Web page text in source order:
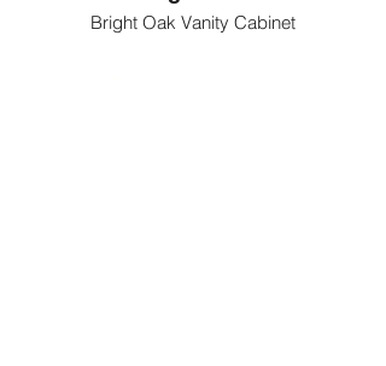
Bright Oak Vanity Cabinet